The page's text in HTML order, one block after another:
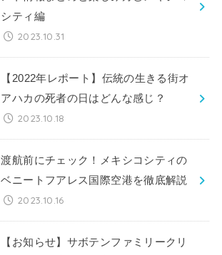
シティ編
2023.10.31
【2022年レポート】伝統の生きる街オ
アハカの死者の日はどんな感じ？
2023.10.18
渡航前にチェック！メキシコシティの
ベニートフアレス国際空港を徹底解説
2023.10.16
【お知らせ】サボテンファミリークリ